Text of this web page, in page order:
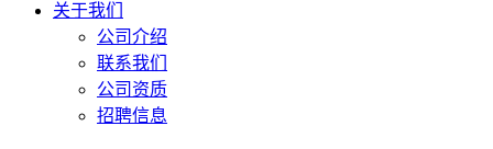
关于我们
公司介绍
联系我们
公司资质
招聘信息